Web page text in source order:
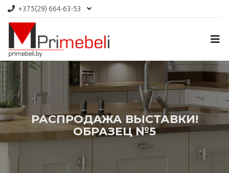
+375(29) 664-63-53
РАСПРОДАЖА ВЫСТАВКИ!
ОБРАЗЕЦ №5